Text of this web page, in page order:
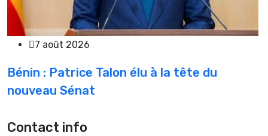
7 août 2026
Bénin : Patrice Talon élu à la tête du
nouveau Sénat
Contact info